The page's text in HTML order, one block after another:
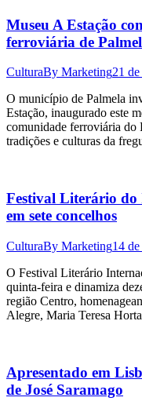
Museu A Estação
ferroviária de
CulturaBy Marketing21
O município de Palmela
Estação, inaugurado este
comunidade ferroviária do
tradições e culturas da
Festival Literário
em sete concelhos
CulturaBy Marketing14
O Festival Literário
quinta-feira e dinamiza
região Centro,
Alegre, Maria Teresa
Apresentado em
de José Saramago